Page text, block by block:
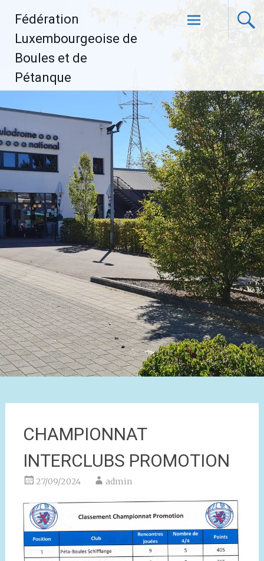
contenu
Fédération
Luxembourgeoise de
Boules et de
Pétanque
CHAMPIONNAT
INTERCLUBS PROMOTION
27/09/2024 admin